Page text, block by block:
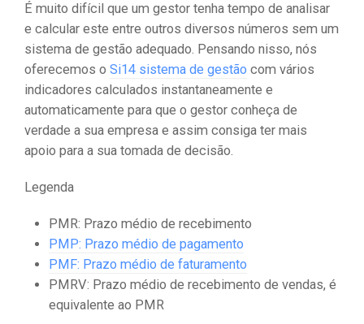
É muito difícil que um gestor tenha tempo de analisar
e calcular este entre outros diversos números sem um
sistema de gestão adequado. Pensando nisso, nós
oferecemos o Si14 sistema de gestão com vários
indicadores calculados instantaneamente e
automaticamente para que o gestor conheça de
verdade a sua empresa e assim consiga ter mais
apoio para a sua tomada de decisão.
Legenda
PMR: Prazo médio de recebimento
PMP: Prazo médio de pagamento
PMF: Prazo médio de faturamento
PMRV: Prazo médio de recebimento de vendas, é
equivalente ao PMR